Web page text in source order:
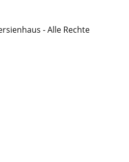
- Alle Rechte